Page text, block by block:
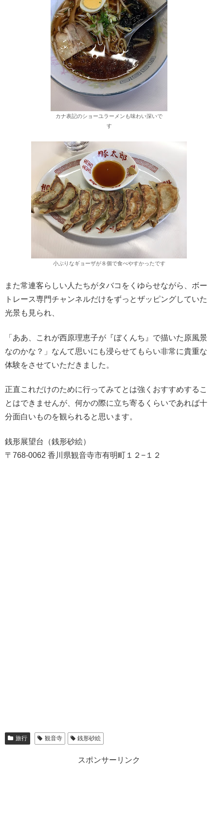
カナ表記のショーユラーメンも味わい深いで
す
小ぶりなギョーザが８個で食べやすかったです
また常連客らしい人たちがタバコをくゆらせながら、ボー
トレース専門チャンネルだけをずっとザッピングしていた
光景も見られ、
「ああ、これが西原理恵子が『ぼくんち』で描いた原風景
なのかな？」なんて思いにも浸らせてもらい非常に貴重な
体験をさせていただきました。
正直これだけのために行ってみてとは強くおすすめするこ
とはできませんが、何かの際に立ち寄るくらいであれば十
分面白いものを観られると思います。
銭形展望台（銭形砂絵）
〒768-0062 香川県観音寺市有明町１２−１２
旅行 観音寺 銭形砂絵
スポンサーリンク